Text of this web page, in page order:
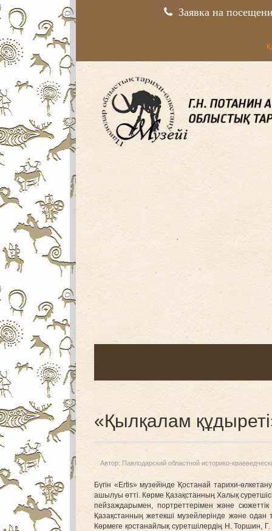
Заявка на
«Қылқалам
Автор: Павлодарский областной историко-
Бүгін «Ertis» музейінде Қостанай тарихи-
ашылуы өтті. Көрме Қазақстанның Халық
пейзаждарымен, портреттерімен және
Қазақстанның жетекші музейлерінде және
Көрмеге қостанайлық суретшілердің Н.